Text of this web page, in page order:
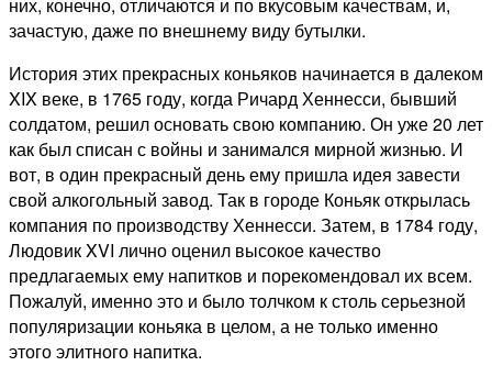
них, конечно, отличаются и по вкусовым качествам, и,
зачастую, даже по внешнему виду бутылки.
История этих прекрасных коньяков начинается в далеком
XIX веке, в 1765 году, когда Ричард Хеннесси, бывший
солдатом, решил основать свою компанию. Он уже 20 лет
как был списан с войны и занимался мирной жизнью. И
вот, в один прекрасный день ему пришла идея завести
свой алкогольный завод. Так в городе Коньяк открылась
компания по производству Хеннесси. Затем, в 1784 году,
Людовик XVI лично оценил высокое качество
предлагаемых ему напитков и порекомендовал их всем.
Пожалуй, именно это и было толчком к столь серьезной
популяризации коньяка в целом, а не только именно
этого элитного напитка.